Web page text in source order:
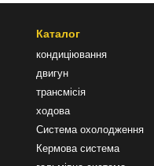
Каталог
кондиціювання
двигун
трансмісія
ходова
Система охолодження
Кермова система